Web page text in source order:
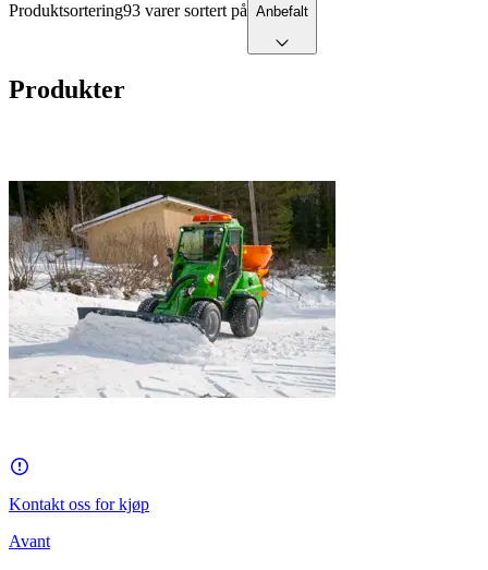
Produktsortering93 varer sortert på Anbefalt
Produkter
Kontakt oss for kjøp
Avant